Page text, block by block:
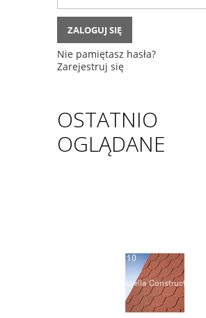
ZALOGUJ SIĘ
Nie pamiętasz hasła?
Zarejestruj się
OSTATNIO
OGLĄDANE